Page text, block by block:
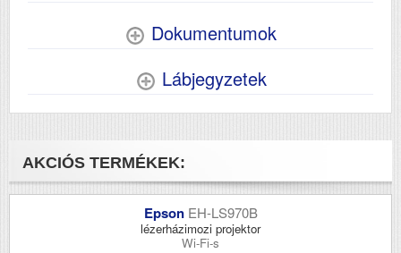
Dokumentumok
Lábjegyzetek
AKCIÓS TERMÉKEK:
Epson EH-LS970B
lézerházimozi projektor
Wi-Fi-s